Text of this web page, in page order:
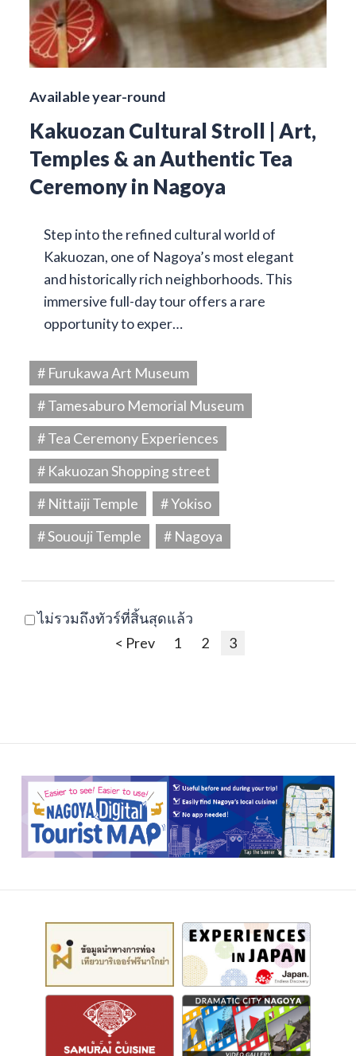
Available year-round
Kakuozan Cultural Stroll | Art,
Temples & an Authentic Tea
Ceremony in Nagoya
Step into the refined cultural world of
Kakuozan, one of Nagoya’s most elegant
and historically rich neighborhoods. This
immersive full-day tour offers a rare
opportunity to exper…
# Furukawa Art Museum
# Tamesaburo Memorial Museum
# Tea Ceremony Experiences
# Kakuozan Shopping street
# Nittaiji Temple
# Yokiso
# Sououji Temple
# Nagoya
ไม่รวมถึงทัวร์ที่สิ้นสุดแล้ว
< Prev
1 2 3